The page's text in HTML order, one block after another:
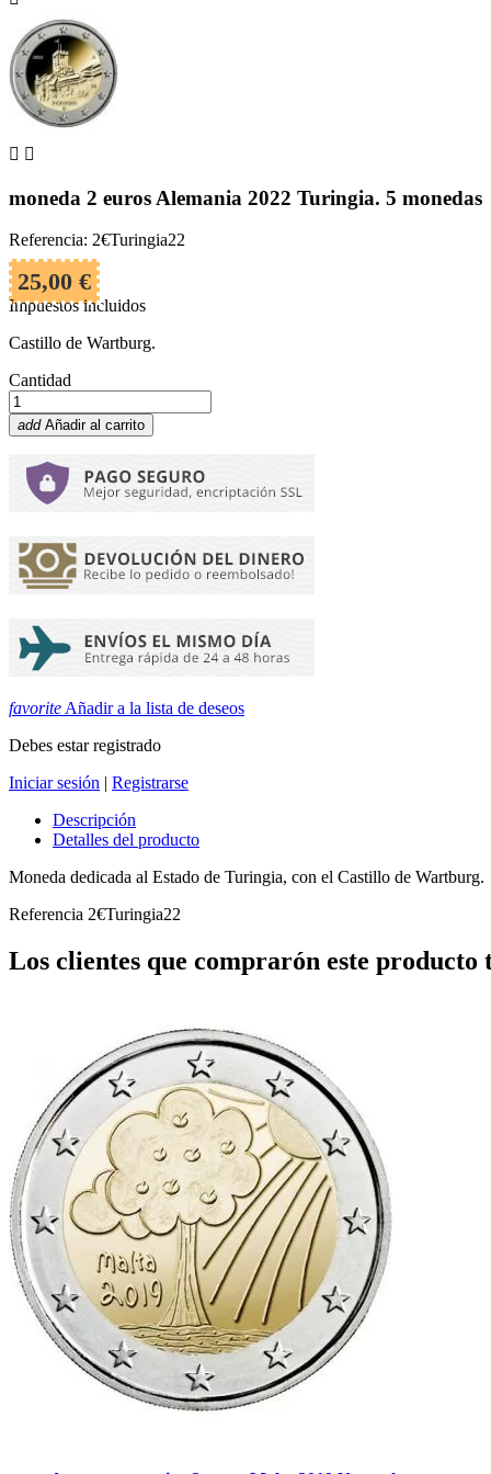
 
moneda 2 euros Alemania 2022 Turingia. 5 monedas
Referencia: 2€Turingia22
25,00 €
Impuestos incluidos
Castillo de Wartburg.
Cantidad
add Añadir al carrito
favoriteAñadir a la lista de deseos
Debes estar registrado
Iniciar sesión | Registrarse
Descripción
Detalles del producto
Moneda dedicada al Estado de Turingia, con el Castillo de Wartburg.
Referencia 2€Turingia22
Los clientes que comprarón este